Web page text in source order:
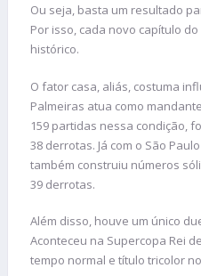
Ou seja, basta um resultado
Por isso, cada novo capítulo
histórico.
O fator casa, aliás, costuma
Palmeiras atua como
159 partidas nessa condição,
38 derrotas. Já com o São
também construiu números
39 derrotas.
Além disso, houve um único
Aconteceu na Supercopa Rei
tempo normal e título tricolor